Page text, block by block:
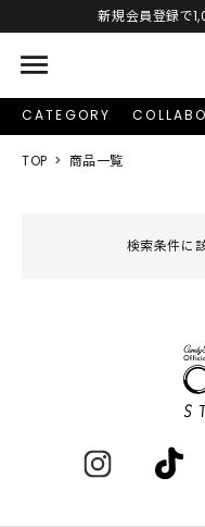
新規会員登録で
menu
CATEGORY COLLABO
TOP 商品一覧
検索条件に